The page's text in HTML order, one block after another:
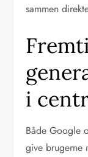
sammen
i
Både Google
give brugerne